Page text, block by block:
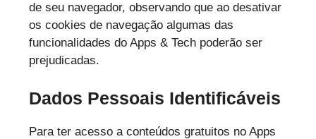
de seu navegador, observando que ao desativar
os cookies de navegação algumas das
funcionalidades do Apps & Tech poderão ser
prejudicadas.
Dados Pessoais Identificáveis
Para ter acesso a conteúdos gratuitos no Apps